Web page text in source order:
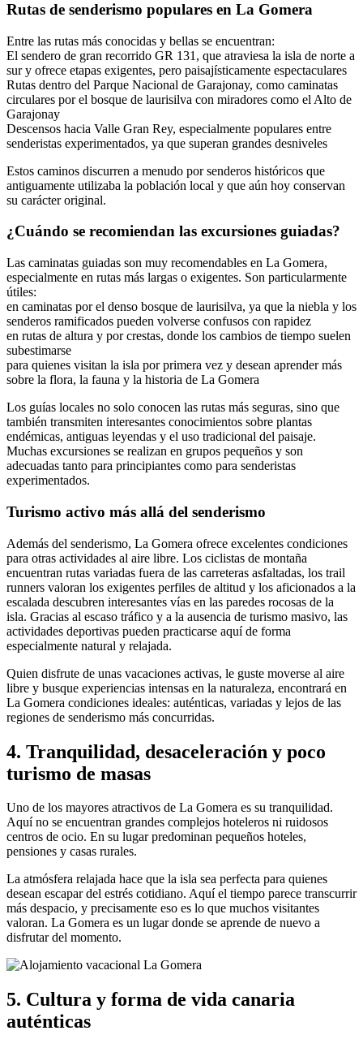
Rutas de senderismo populares en La Gomera
Entre las rutas más conocidas y bellas se encuentran:
El sendero de gran recorrido GR 131, que atraviesa la isla de norte a
sur y ofrece etapas exigentes, pero paisajísticamente espectaculares
Rutas dentro del Parque Nacional de Garajonay, como caminatas
circulares por el bosque de laurisilva con miradores como el Alto de
Garajonay
Descensos hacia Valle Gran Rey, especialmente populares entre
senderistas experimentados, ya que superan grandes desniveles
Estos caminos discurren a menudo por senderos históricos que
antiguamente utilizaba la población local y que aún hoy conservan
su carácter original.
¿Cuándo se recomiendan las excursiones guiadas?
Las caminatas guiadas son muy recomendables en La Gomera,
especialmente en rutas más largas o exigentes. Son particularmente
útiles:
en caminatas por el denso bosque de laurisilva, ya que la niebla y los
senderos ramificados pueden volverse confusos con rapidez
en rutas de altura y por crestas, donde los cambios de tiempo suelen
subestimarse
para quienes visitan la isla por primera vez y desean aprender más
sobre la flora, la fauna y la historia de La Gomera
Los guías locales no solo conocen las rutas más seguras, sino que
también transmiten interesantes conocimientos sobre plantas
endémicas, antiguas leyendas y el uso tradicional del paisaje.
Muchas excursiones se realizan en grupos pequeños y son
adecuadas tanto para principiantes como para senderistas
experimentados.
Turismo activo más allá del senderismo
Además del senderismo, La Gomera ofrece excelentes condiciones
para otras actividades al aire libre. Los ciclistas de montaña
encuentran rutas variadas fuera de las carreteras asfaltadas, los trail
runners valoran los exigentes perfiles de altitud y los aficionados a la
escalada descubren interesantes vías en las paredes rocosas de la
isla. Gracias al escaso tráfico y a la ausencia de turismo masivo, las
actividades deportivas pueden practicarse aquí de forma
especialmente natural y relajada.
Quien disfrute de unas vacaciones activas, le guste moverse al aire
libre y busque experiencias intensas en la naturaleza, encontrará en
La Gomera condiciones ideales: auténticas, variadas y lejos de las
regiones de senderismo más concurridas.
4. Tranquilidad, desaceleración y poco
turismo de masas
Uno de los mayores atractivos de La Gomera es su tranquilidad.
Aquí no se encuentran grandes complejos hoteleros ni ruidosos
centros de ocio. En su lugar predominan pequeños hoteles,
pensiones y casas rurales.
La atmósfera relajada hace que la isla sea perfecta para quienes
desean escapar del estrés cotidiano. Aquí el tiempo parece transcurrir
más despacio, y precisamente eso es lo que muchos visitantes
valoran. La Gomera es un lugar donde se aprende de nuevo a
disfrutar del momento.
5. Cultura y forma de vida canaria
auténticas